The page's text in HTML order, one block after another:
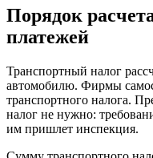
Порядок
платежей
Транспортный налог
автомобилю. Фирмы
транспортного налога.
налог не нужно:
им пришлет инспекция.